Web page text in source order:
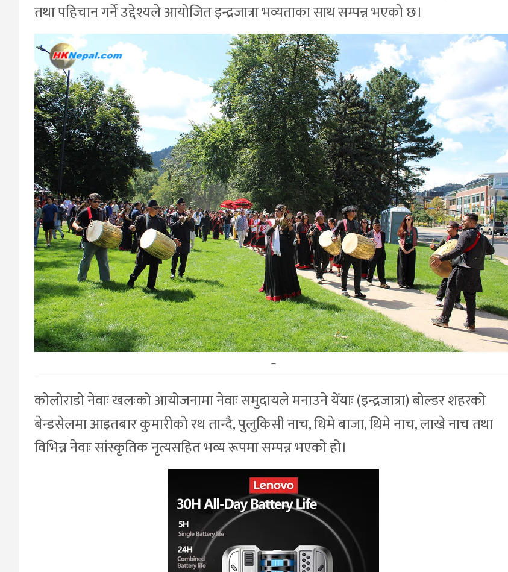
तथा पहिचान गर्ने उद्देश्यले आयोजित इन्द्रजात्रा भव्यताका साथ सम्पन्न भएको छ।
–
कोलोराडो नेवाः खलःको आयोजनामा नेवाः समुदायले मनाउने येंयाः (इन्द्रजात्रा) बोल्डर शहरको
बेन्डसेलमा आइतबार कुमारीको रथ तान्दै, पुलुकिसी नाच, धिमे बाजा, धिमे नाच, लाखे नाच तथा
विभिन्न नेवाः सांस्कृतिक नृत्यसहित भव्य रूपमा सम्पन्न भएको हो।